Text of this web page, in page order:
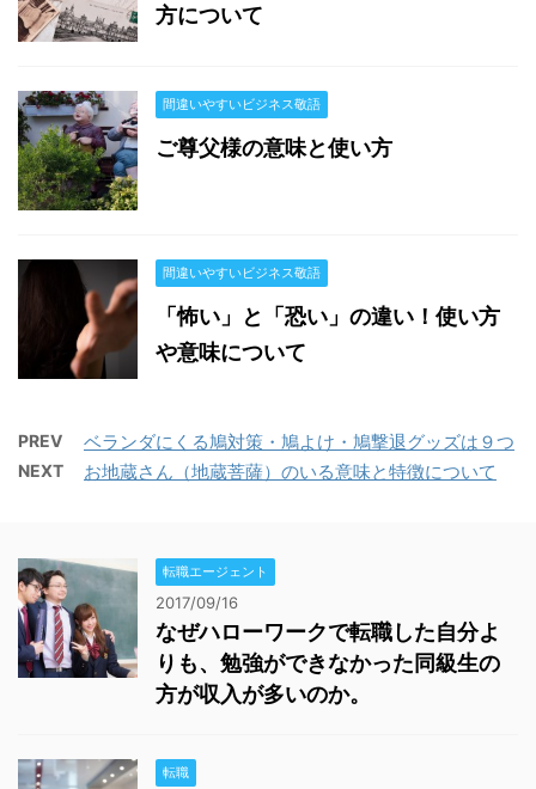
方について
間違いやすいビジネス敬語
ご尊父様の意味と使い方
間違いやすいビジネス敬語
「怖い」と「恐い」の違い！使い方
や意味について
PREV ベランダにくる鳩対策・鳩よけ・鳩撃退グッズは９つ
NEXT お地蔵さん（地蔵菩薩）のいる意味と特徴について
転職エージェント
2017/09/16
なぜハローワークで転職した自分よ
りも、勉強ができなかった同級生の
方が収入が多いのか。
転職